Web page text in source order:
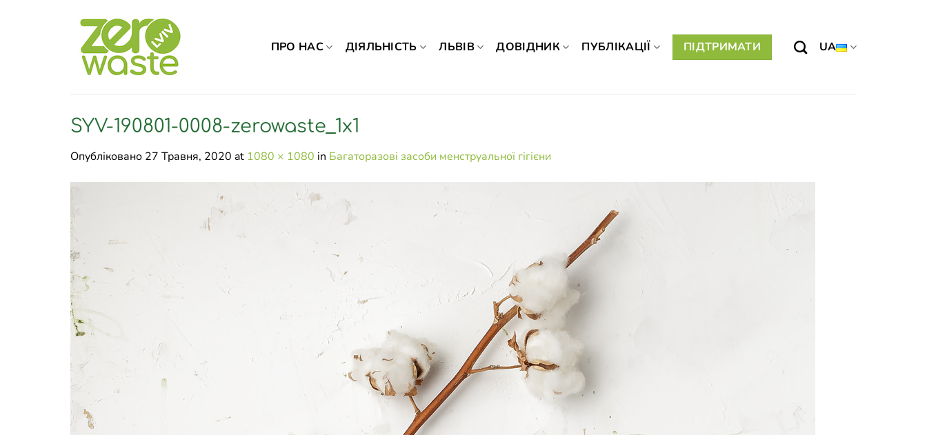
ПРО НАС ДІЯЛЬНІСТЬ ЛЬВІВ ДОВІДНИК ПУБЛІКАЦІЇ ПІДТРИМАТИ UA
SYV-190801-0008-zerowaste_1x1
Опубліковано 27 Травня, 2020 at 1080 × 1080 in Багаторазові засоби менструальної гігієни